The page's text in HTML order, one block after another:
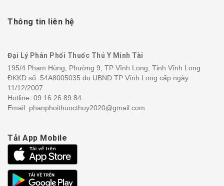
Thông tin liên hệ
Đại Lý Phân Phối Thuốc Thú Y Minh Tài
195/4 Phạm Hùng, Phường 9, TP Vĩnh Long, Tỉnh Vĩnh Long
ĐKKD số: 54A8005035 do UBND TP Vĩnh Long cấp ngày
11/12/2007
Hotline: 09 16 26 89 84
Email: phanphoithuocthuy2020@gmail.com
Tải App Mobile